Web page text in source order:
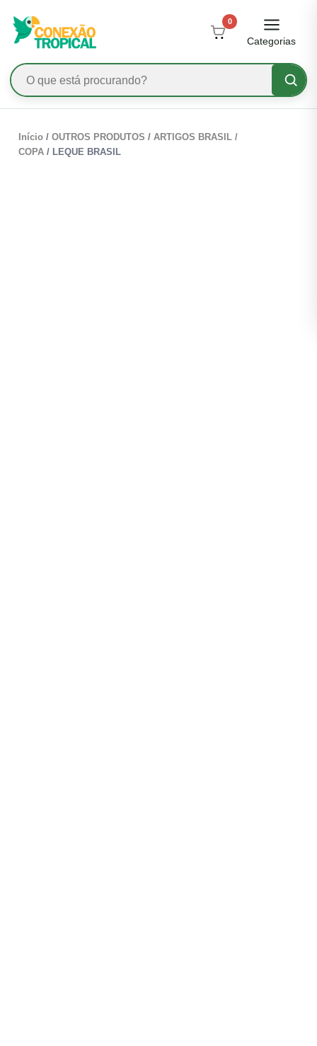
0
Categorias
Início / OUTROS PRODUTOS / ARTIGOS BRASIL /
COPA / LEQUE BRASIL